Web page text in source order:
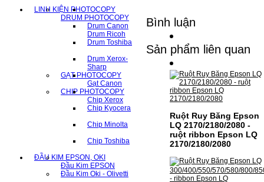
LINH KIỆN PHOTOCOPY
DRUM PHOTOCOPY
Drum Canon
Drum Ricoh
Drum Toshiba
Drum Xerox-
Sharp
GẠT PHOTOCOPY
Gạt Canon
CHIP PHOTOCOPY
Chip Xerox
Chip Kyocera
Chip Minolta
Chip Toshiba
ĐẦU KIM EPSON, OKI
Đầu Kim EPSON
Đầu Kim Oki - Olivetti
Bình luận
Sản phẩm liên quan
Ruột Ruy Băng Epson
LQ 2170/2180/2080 -
ruột ribbon Epson LQ
2170/2180/2080